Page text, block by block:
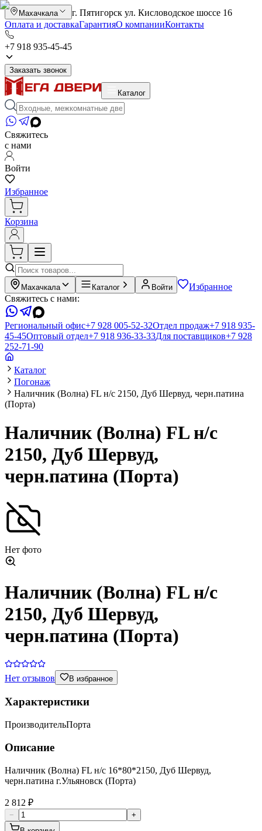
Махачкала
г. Пятигорск ул. Кисловодское шоссе 16
Оплата и доставкаГарантияО компанииКонтакты
+7 918 935-45-45
Заказать звонок
Каталог
Свяжитесь
с нами
Войти
Избранное
Корзина
Махачкала Каталог Войти
Избранное
Свяжитесь с нами:
Региональный офис+7 928 005-52-32Отдел продаж+7 918 935-
45-45Оптовый отдел+7 918 936-33-33Для поставщиков+7 928
252-71-90
Каталог
Погонаж
Наличник (Волна) FL н/с 2150, Дуб Шервуд, черн.патина
(Порта)
Наличник (Волна) FL н/с
2150, Дуб Шервуд,
черн.патина (Порта)
Нет фото
Наличник (Волна) FL н/с
2150, Дуб Шервуд,
черн.патина (Порта)
Нет отзывов В избранное
Характеристики
ПроизводительПорта
Описание
Наличник (Волна) FL н/с 16*80*2150, Дуб Шервуд,
черн.патина г.Ульяновск (Порта)
2 812 ₽
−
+